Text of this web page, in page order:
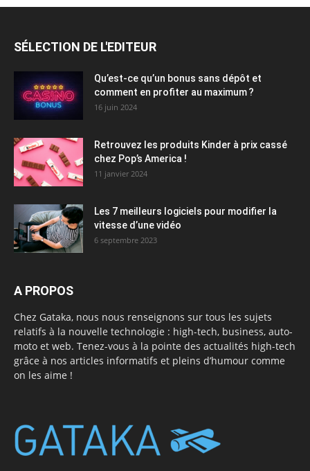
SÉLECTION DE L'EDITEUR
Qu’est-ce qu’un bonus sans dépôt et
comment en profiter au maximum ?
16 juin 2024
Retrouvez les produits Kinder à prix cassé
chez Pop’s America !
11 janvier 2024
Les 7 meilleurs logiciels pour modifier la
vitesse d’une vidéo
6 septembre 2023
A PROPOS
Chez Gataka, nous nous renseignons sur tous les sujets
relatifs à la nouvelle technologie : high-tech, business, auto-
moto et web. Tenez-vous à la pointe des actualités high-tech
grâce à nos articles informatifs et pleins d’humour comme
on les aime !